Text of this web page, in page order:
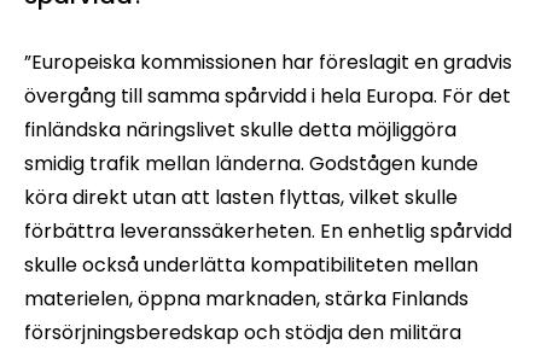
”Europeiska kommissionen har föreslagit en gradvis
övergång till samma spårvidd i hela Europa. För det
finländska näringslivet skulle detta möjliggöra
smidig trafik mellan länderna. Godstågen kunde
köra direkt utan att lasten flyttas, vilket skulle
förbättra leveranssäkerheten. En enhetlig spårvidd
skulle också underlätta kompatibiliteten mellan
materielen, öppna marknaden, stärka Finlands
försörjningsberedskap och stödja den militära